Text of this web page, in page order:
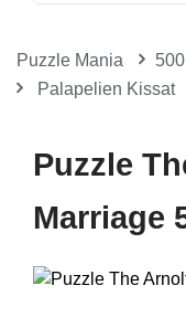
Puzzle Mania
Palapelien Kissat
Puzzle
Marriage